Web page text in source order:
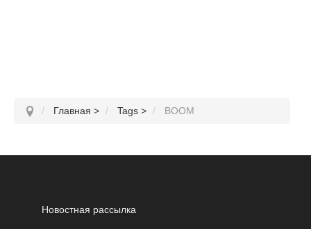
Главная > Tags > BOOM
Новостная рассылка